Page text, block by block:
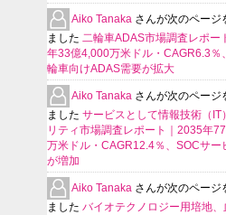
Aiko Tanaka さんが次のページ
ました 二輪車ADAS市場調査レポー
年33億4,000万米ドル・CAGR6.3％
輪車向けADAS需要が拡大
Aiko Tanaka さんが次のページ
ました サービスとして情報技術（IT
リティ市場調査レポート｜2035年
万米ドル・CAGR12.4％、SOCサー
が増加
Aiko Tanaka さんが次のページ
ました バイオテクノロジー用培地、